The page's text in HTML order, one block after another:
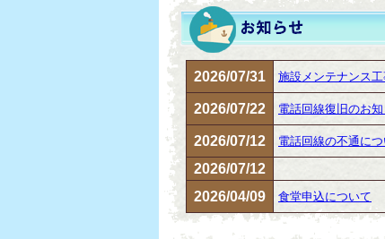
2026/07/31 施設メンテナンス
2026/07/22 電話回線復旧のお
2026/07/12 電話回線の不通に
2026/07/12
2026/04/09
食堂申込について